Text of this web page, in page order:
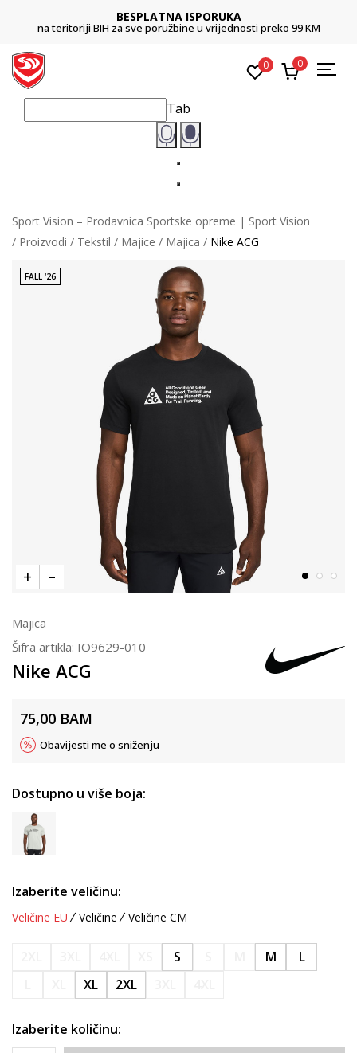
BESPLATNA ISPORUKA
na teritoriji BIH za sve poružbine u vrijednosti preko 99 KM
0 0
Tab
Sport Vision – Prodavnica Sportske opreme | Sport Vision
Proizvodi
Tekstil Majice Majica Nike ACG
FALL '26
Majica
Šifra artikla: IO9629-010
Nike ACG
75,00 BAM
Obavijesti me o sniženju
Dostupno u više boja:
Izaberite veličinu:
Veličine EU Veličine Veličine CM
S M
L
XL 2XL
Izaberite količinu: